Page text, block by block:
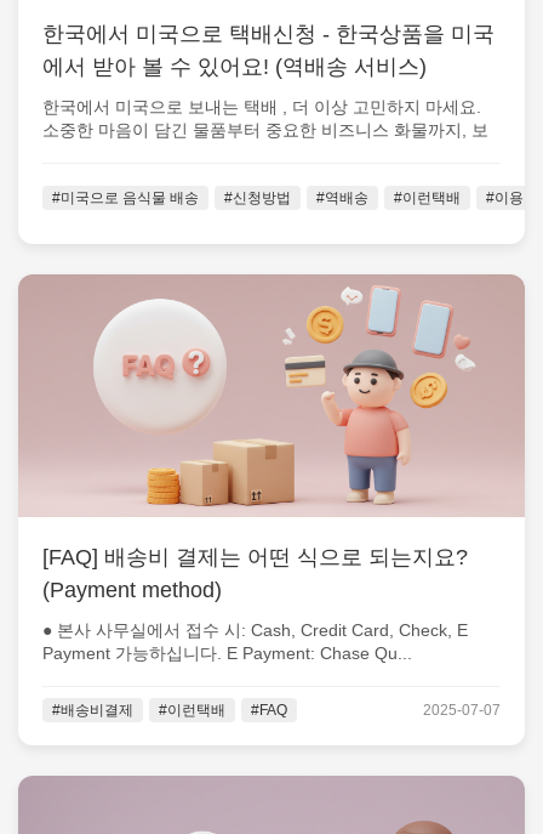
한국에서 미국으로 택배신청 - 한국상품을 미국
에서 받아 볼 수 있어요! (역배송 서비스)
한국에서 미국으로 보내는 택배 , 더 이상 고민하지 마세요.
소중한 마음이 담긴 물품부터 중요한 비즈니스 화물까지, 보
#미국으로 음식물 배송 #신청방법 #역배송 #이런택배 #이용가
[FAQ] 배송비 결제는 어떤 식으로 되는지요?
(Payment method)
● 본사 사무실에서 접수 시: Cash, Credit Card, Check, E
Payment 가능하십니다. E Payment: Chase Qu...
#배송비결제 #이런택배 #FAQ 2025-07-07